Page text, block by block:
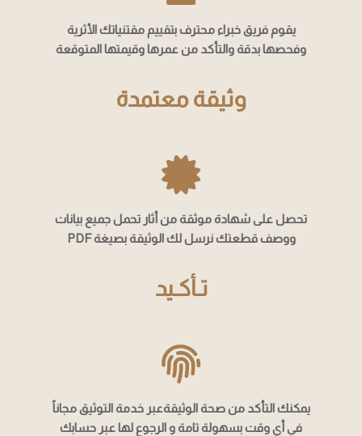
يقوم فريق خبراء محترف بتقييم مقتنياتك الأثرية
وفحصها بدقة والتأكد من عمرها وقيمتها المتوقعة
وثيقة معتمدة
تحصل على شهادة موثقة من أثار تحمل جميع بيانات
ووصف قطعتك نرسل لك الوثيقة بصيغة PDF
تـأكـيد
يمكنك التأكد من صحة الوثيقةعبر خدمة التوثيق مجاناً
في أي وقت بسهولة تامة و الرجوع لها عبر حسابك